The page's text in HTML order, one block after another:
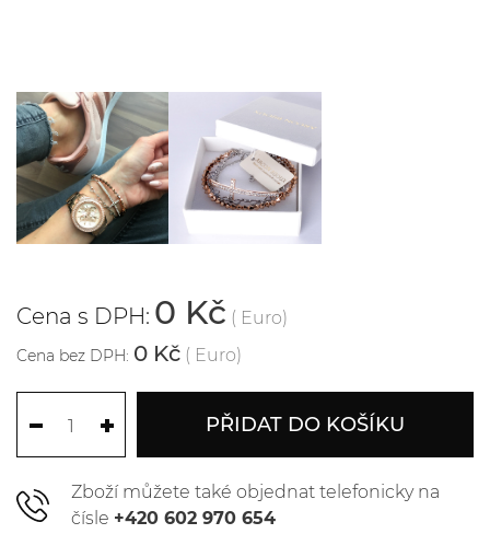
Cena s DPH: 0 Kč ( Euro)
Cena bez DPH: 0 Kč ( Euro)
PŘIDAT DO KOŠÍKU
Zboží můžete také objednat telefonicky na
čísle +420 602 970 654